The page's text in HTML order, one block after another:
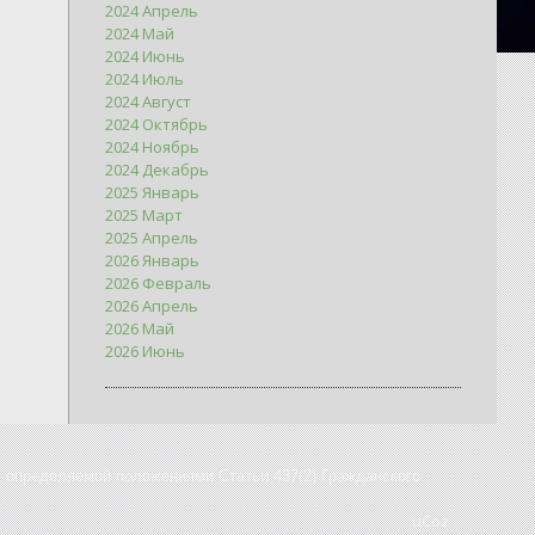
2024 Апрель
2024 Май
2024 Июнь
2024 Июль
2024 Август
2024 Октябрь
2024 Ноябрь
2024 Декабрь
2025 Январь
2025 Март
2025 Апрель
2026 Январь
2026 Февраль
2026 Апрель
2026 Май
2026 Июнь
положениями Статьи 437(2) Гражданского
Хостинг отuCoz